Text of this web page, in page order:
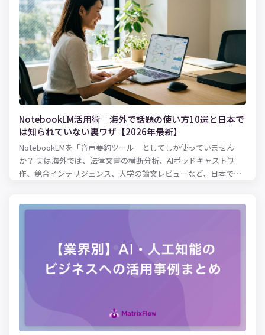
NotebookLM活用術｜海外で話題の使い方10選と日本で
は知られていない裏ワザ【2026年最新】
NotebookLMを「音声要約ツール」としてしか使っていません
か？ 実は海外では、法律文書の横断分析、AIポッドキャスト制
作、競合インテリジェンス、大学の論文レビューなど、日本では
の最新事例・パワーユーザーの裏ワザ・知っておくべき落とし穴